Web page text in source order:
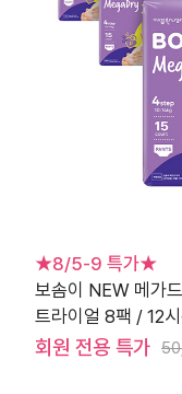
★8/5-9 특가★
보솜이 NEW 메가
트라이얼 8팩 / 12
회원 전용 특가